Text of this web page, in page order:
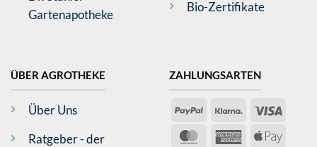
Gartenapotheke
Bio-Zertifikate
ÜBER AGROTHEKE
Über Uns
Ratgeber - der
ZAHLUNGSARTEN
PayPal Klarna
MasterCardAmericanApple